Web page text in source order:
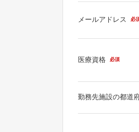
メールアドレス 必
医療資格 必須
勤務先施設の都道